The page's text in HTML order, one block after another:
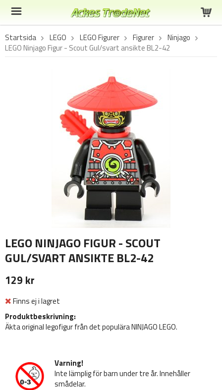
Startsida LEGO LEGO Figurer Figurer
Ninjago
LEGO Ninjago Figur - Scout Gul/svart ansikte BL2-42
LEGO NINJAGO FIGUR - SCOUT
GUL/SVART ANSIKTE BL2-42
129 kr
Finns ej i lagret
Produktbeskrivning:
Äkta original legofigur från det populära NINJAGO LEGO.
Varning!
Inte lämplig för barn under tre år. Innehåller
smådelar.